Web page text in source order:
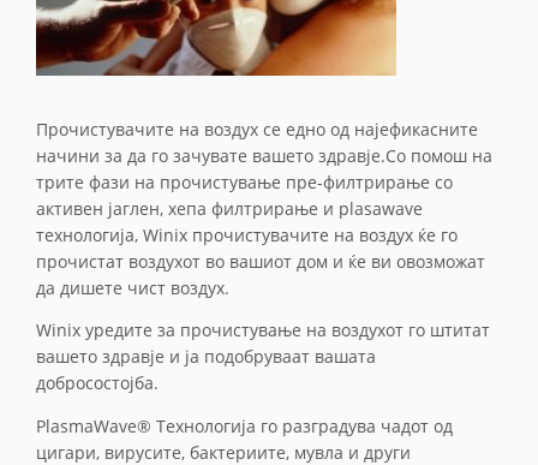
Прочистувачите на воздух се едно од најефикасните
начини за да го зачувате вашето здравје.Со помош на
трите фази на прочистување пре-филтрирање со
активен јаглен, хепа филтрирање и plasawave
технологија, Winix прочистувачите на воздух ќе го
прочистат воздухот во вашиот дом и ќе ви овозможат
да дишете чист воздух.
Winix уредите за прочистување на воздухот го штитат
вашето здравје и ја подобруваат вашата
добросостојба.
PlasmaWave® Технологија го разградува чадот од
цигари, вирусите, бактериите, мувла и други